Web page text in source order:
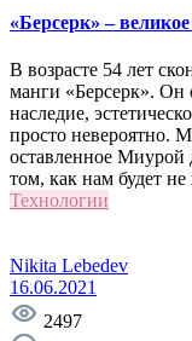
«Берсерк» –
В возрасте 54 лет
манги «Берсерк». Он
наследие,
просто невероятно.
оставленное Миурой
том, как нам будет
Технологии
Nikita Lebedev
16.06.2021
2497